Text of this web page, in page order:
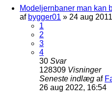
Modeljernbaner man kan
af bygger01 » 24 aug
1
2
3
4
30 Svar
128309 Visninger
Seneste indlæg af
26 aug 2022, 16:54